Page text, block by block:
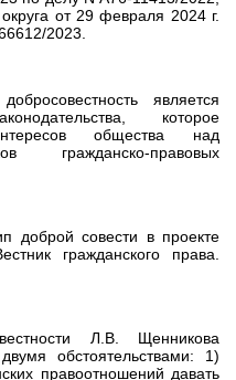
от 29 февраля 2024 г.
2023.
является
которое
общества над
гражданско-правовых
доброй совести в проекте
гражданского права.
Л.В. Щенникова
обстоятельствами: 1)
правоотношений давать